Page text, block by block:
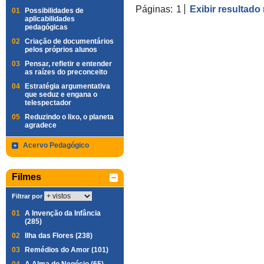
01
Possibilidades de
aplicabilidades
pedagógicas
02 Criação de documentários
pelos próprios alunos
03
Pensar, refletir e entender
as raízes do preconceito
04
Estratégia argumentativa
que seduz e engana o
telespectador
05
Reduzindo o lixo, o planeta
agradece
Acervo Pedagógico
Filmes
Filtrar por
01 A Invenção da Infância
(285)
02
Ilha das Flores (238)
03
Remédios do Amor (101)
Páginas: 1 Exibir resultado